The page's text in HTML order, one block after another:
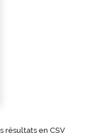
résultats en CSV